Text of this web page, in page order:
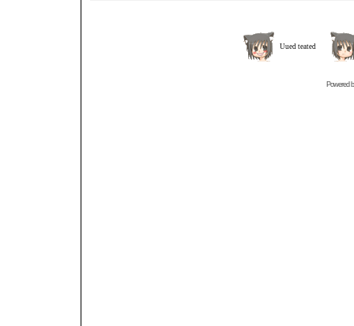
Uued teated
Powered